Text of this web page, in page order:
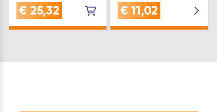
C 6,3 + E 6,3). Abtrieb:
1/4″ sechskant Antrieb:
€ 25,32 € 11,02